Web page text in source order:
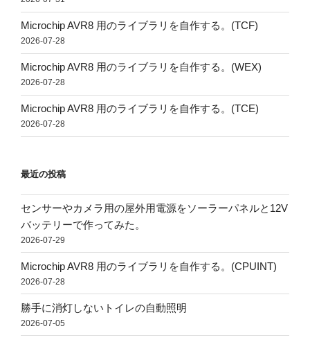
Microchip AVR8 用のライブラリを自作する。(TCF)
2026-07-28
Microchip AVR8 用のライブラリを自作する。(WEX)
2026-07-28
Microchip AVR8 用のライブラリを自作する。(TCE)
2026-07-28
最近の投稿
センサーやカメラ用の屋外用電源をソーラーパネルと12V
バッテリーで作ってみた。
2026-07-29
Microchip AVR8 用のライブラリを自作する。(CPUINT)
2026-07-28
勝手に消灯しないトイレの自動照明
2026-07-05